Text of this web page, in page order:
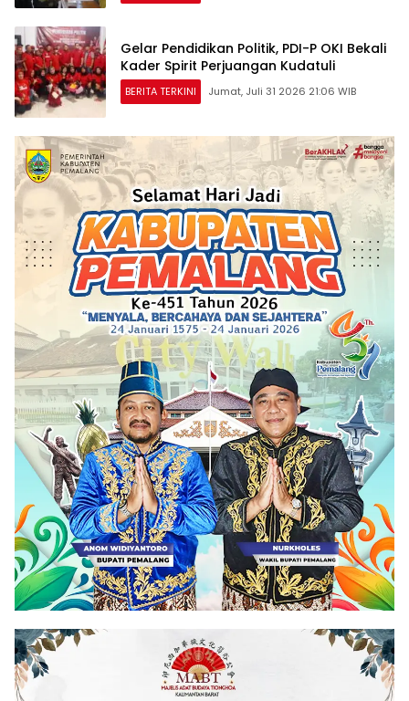
Gelar Pendidikan Politik, PDI-P OKI Bekali
Kader Spirit Perjuangan Kudatuli
BERITA TERKINI Jumat, Juli 31 2026 21:06 WIB